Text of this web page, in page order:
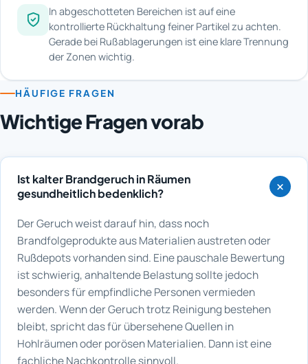
In abgeschotteten Bereichen ist auf eine
kontrollierte Rückhaltung feiner Partikel zu achten.
Gerade bei Rußablagerungen ist eine klare Trennung
der Zonen wichtig.
HÄUFIGE FRAGEN
Wichtige Fragen vorab
Ist kalter Brandgeruch in Räumen
gesundheitlich bedenklich?
Der Geruch weist darauf hin, dass noch
Brandfolgeprodukte aus Materialien austreten oder
Rußdepots vorhanden sind. Eine pauschale Bewertung
ist schwierig, anhaltende Belastung sollte jedoch
besonders für empfindliche Personen vermieden
werden. Wenn der Geruch trotz Reinigung bestehen
bleibt, spricht das für übersehene Quellen in
Hohlräumen oder porösen Materialien. Dann ist eine
fachliche Nachkontrolle sinnvoll.